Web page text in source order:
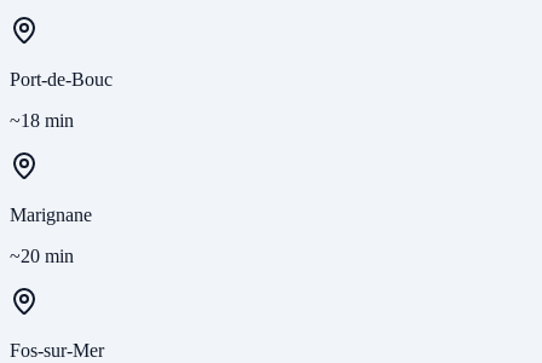
Port-de-Bouc
~18 min
Marignane
~20 min
Fos-sur-Mer